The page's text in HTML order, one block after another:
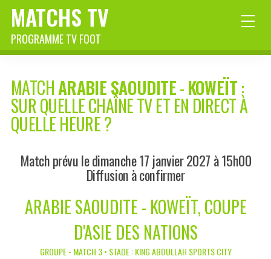
MATCHS TV
PROGRAMME TV FOOT
MATCHARABIE SAOUDITE-KOWEÏT:
SUR QUELLE CHAÎNE TV ET EN DIRECT À
QUELLE HEURE ?
Match prévu le dimanche 17 janvier 2027 à 15h00
Diffusion à confirmer
ARABIE SAOUDITE - KOWEÏT, COUPE
D'ASIE DES NATIONS
GROUPE - MATCH 3 • STADE : KING ABDULLAH SPORTS CITY